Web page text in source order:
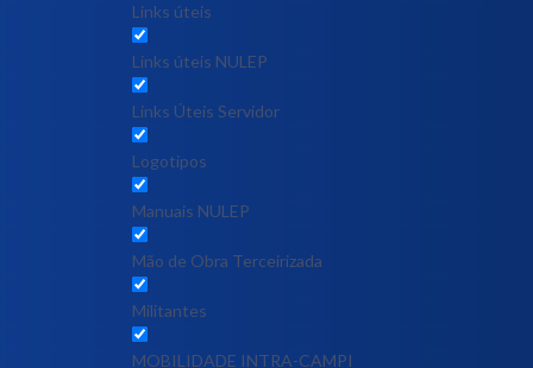
Links úteis
Links úteis NULEP
Links Úteis Servidor
Logotipos
Manuais NULEP
Mão de Obra Terceirizada
Militantes
MOBILIDADE INTRA-CAMPI